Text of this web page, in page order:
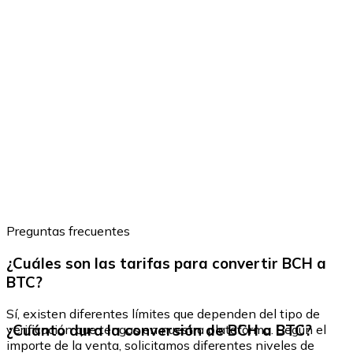
Preguntas frecuentes
¿Cuáles son las tarifas para convertir BCH a
BTC?
Sí, existen diferentes límites que dependen del tipo de
verificación que tengas en nuestra plataforma. Según el
importe de la venta, solicitamos diferentes niveles de
¿Cuánto dura la conversión de BCH a BTC?